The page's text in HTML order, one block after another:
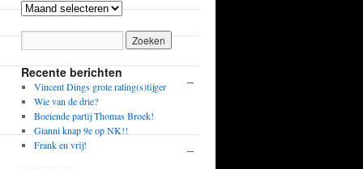
–
–
Archieven
Recente berichten
Vincent Dings grote rating(s)tijger
Wie van de drie?
Boeiende partij Thomas Broek!
Gianni knap 9e op NK!!
Frank en vrij!